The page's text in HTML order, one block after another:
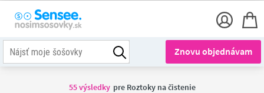
Znovu objednávam
55výsledky pre Roztoky na čistenie